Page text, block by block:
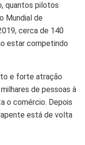
quantos pilotos
Mundial de
cerca de 140
estar competindo
e forte atração
de pessoas à
o comércio. Depois
está de volta